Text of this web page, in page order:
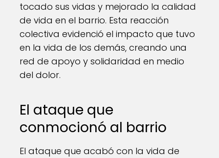
tocado sus vidas y mejorado la calidad
de vida en el barrio. Esta reacción
colectiva evidenció el impacto que tuvo
en la vida de los demás, creando una
red de apoyo y solidaridad en medio
del dolor.
El ataque que
conmocionó al barrio
El ataque que acabó con la vida de